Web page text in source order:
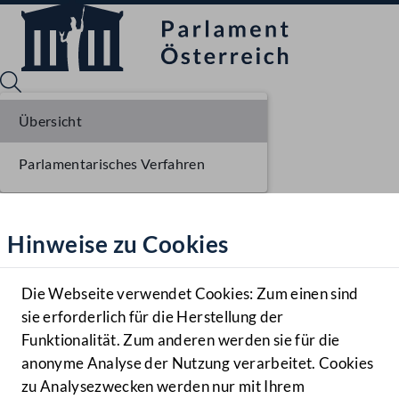
Hilfe
Benutzer
Navigationsmenü öffnen
MENÜ
Hinweise zu Cookies
Die Webseite verwendet Cookies: Zum einen sind
sie erforderlich für die Herstellung der
Funktionalität. Zum anderen werden sie für die
anonyme Analyse der Nutzung verarbeitet. Cookies
zu Analysezwecken werden nur mit Ihrem
Übersicht
Parlamentarisches Verfahren